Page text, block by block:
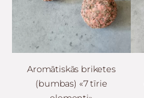
Aromātiskās briketes
(bumbas) «7 tīrie